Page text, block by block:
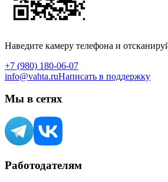
Наведите камеру телефона и
+7 (980) 180-06-07
info@vahta.ruНаписать в поддержку
Мы в сетях
Работодателям